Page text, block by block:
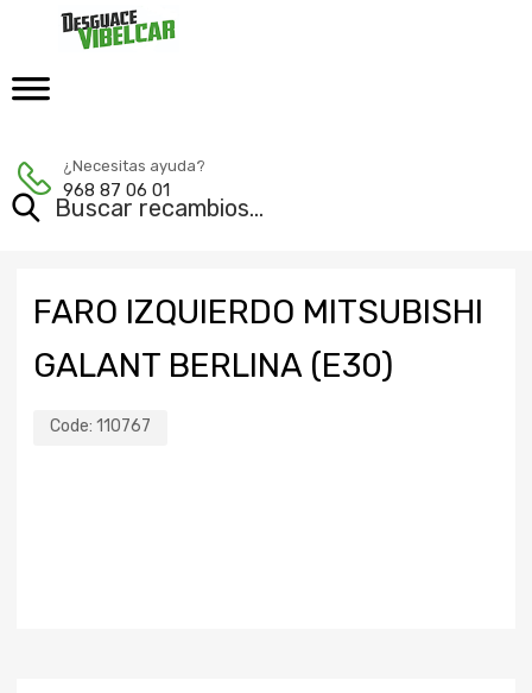
¿Necesitas ayuda?
968 87 06 01
FARO IZQUIERDO MITSUBISHI
GALANT BERLINA (E30)
Code: 110767